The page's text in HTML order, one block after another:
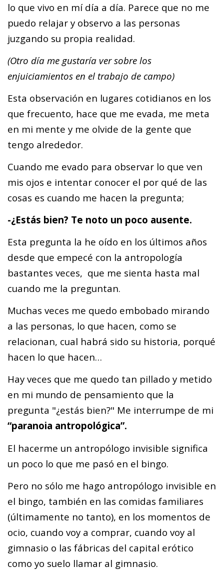
lo que vivo en mí día a día. Parece que no me
puedo relajar y observo a las personas
juzgando su propia realidad.
(Otro día me gustaría ver sobre los
enjuiciamientos en el trabajo de campo)
Esta observación en lugares cotidianos en los
que frecuento, hace que me evada, me meta
en mi mente y me olvide de la gente que
tengo alrededor.
Cuando me evado para observar lo que ven
mis ojos e intentar conocer el por qué de las
cosas es cuando me hacen la pregunta;
-¿Estás bien? Te noto un poco ausente.
Esta pregunta la he oído en los últimos años
desde que empecé con la antropología
bastantes veces, que me sienta hasta mal
cuando me la preguntan.
Muchas veces me quedo embobado mirando
a las personas, lo que hacen, como se
relacionan, cual habrá sido su historia, porqué
hacen lo que hacen…
Hay veces que me quedo tan pillado y metido
en mi mundo de pensamiento que la
pregunta "¿estás bien?" Me interrumpe de mi
“paranoia antropológica”.
El hacerme un antropólogo invisible significa
un poco lo que me pasó en el bingo.
Pero no sólo me hago antropólogo invisible en
el bingo, también en las comidas familiares
(últimamente no tanto), en los momentos de
ocio, cuando voy a comprar, cuando voy al
gimnasio o las fábricas del capital erótico
como yo suelo llamar al gimnasio.